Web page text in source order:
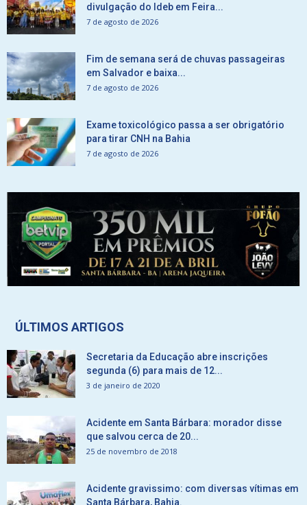
divulgação do Ideb em Feira...
7 de agosto de 2026
Fim de semana será de chuvas passageiras
em Salvador e baixa...
7 de agosto de 2026
Exame toxicológico passa a ser obrigatório
para tirar CNH na Bahia
7 de agosto de 2026
ÚLTIMOS ARTIGOS
Secretaria da Educação abre inscrições
segunda (6) para mais de 12...
3 de janeiro de 2020
Acidente em Santa Bárbara: morador disse
que salvou cerca de 20...
25 de novembro de 2018
Acidente gravissimo: com diversas vítimas em
Santa Bárbara, Bahia.